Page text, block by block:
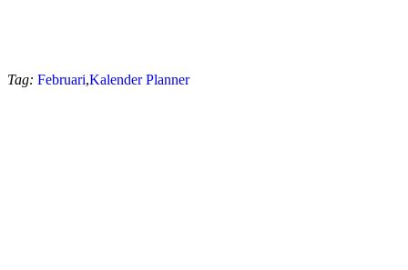
Tag: Februari,Kalender Planner